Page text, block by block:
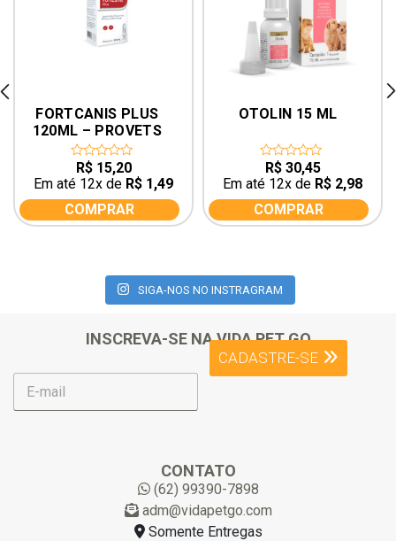
FORTCANIS PLUS
120ML – PROVETS
SIMÕES
0
out
of
5
R$15,20
Em até 12x de R$ 1,49
COMPRAR
OTOLIN 15 ML
0
out
of
5
R$30,45
Em até 12x de R$ 2,98
COMPRAR
SIGA-NOS NO INSTRAGRAM
INSCREVA-SE NA VIDA PET GO
E
m
CADASTRE-SE
CONTATO
(62) 99390-7898
adm@vidapetgo.com
Somente Entregas